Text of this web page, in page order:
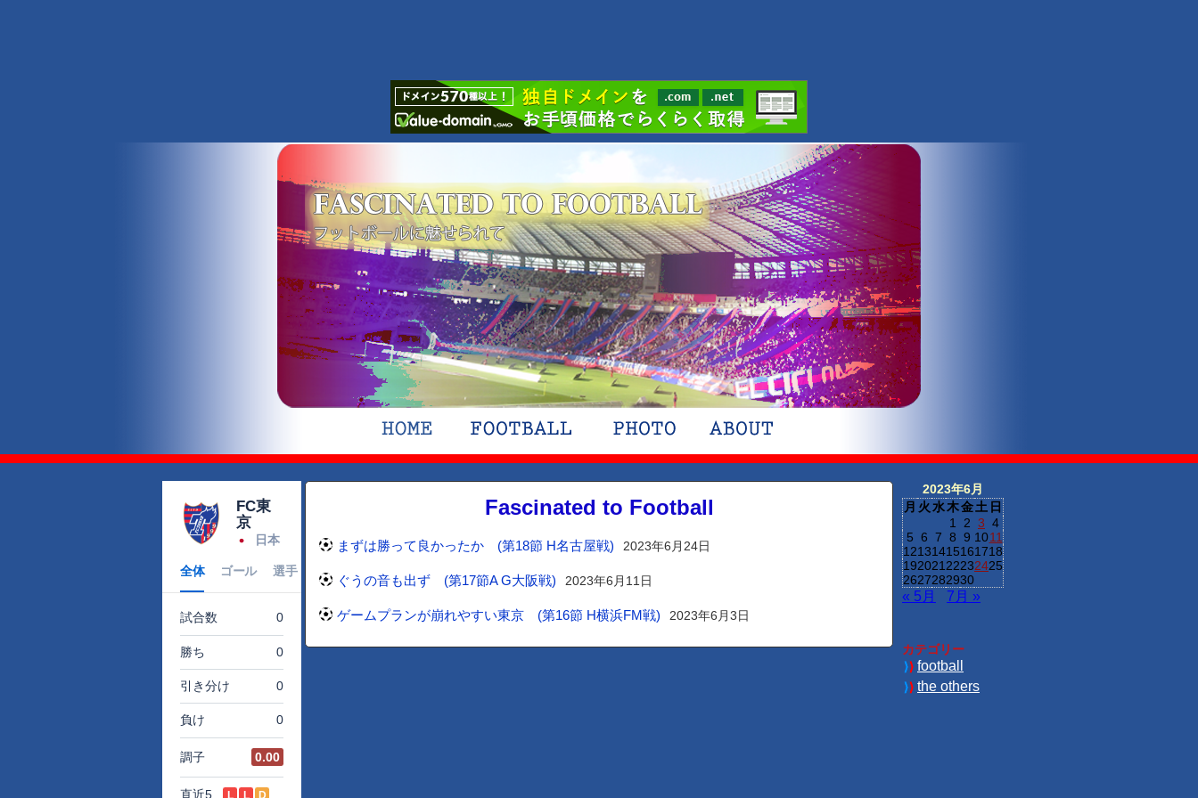
2023年6月
月 火水木金土 日
1
2 3 4
5 6 7 8 9 1011
12131415161718
192021 22232425
2627282930
« 5月 7月 »
カテゴリー
football
the others
Fascinated to Football
まずは勝って良かったか (第18節 H名古屋戦) 2023年6月24日
ぐうの音も出ず (第17節A G大阪戦) 2023年6月11日
ゲームプランが崩れやすい東京 (第16節 H横浜FM戦) 2023年6月3日